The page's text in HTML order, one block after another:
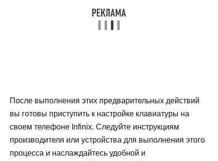
После выполнения этих предварительных действий
вы готовы приступить к настройке клавиатуры на
своем телефоне Infinix. Следуйте инструкциям
производителя или устройства для выполнения этого
процесса и наслаждайтесь удобной и